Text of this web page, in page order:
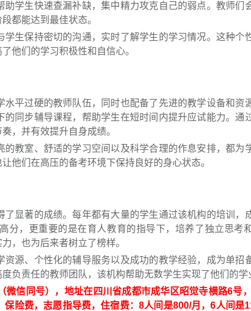
学生快速查漏补缺，集中精力攻克自己的弱点。教师们
都能达到最佳状态。
生保持密切的沟通，实时了解学生的学习情况。这种个
他们的学习积极性和自信心。
平过硬的教师队伍，同时也配备了先进的教学设备和资
同步辅导课程，帮助学生在短时间内提升应试能力。通
，并有效提升自身成绩。
教室、舒适的学习空间以及科学合理的作息安排，都为
他们在高压的备考环境下保持良好的身心状态。
显著的成绩。每年都有大量的学生通过该机构的培训，
分，更重要的是在育人教育的指导下，培养了独立思考
，也为后来者树立了榜样。
源、个性化的辅导服务以及成功的教学经验，成为单招
负责任的教师团队，该机构帮助无数学生实现了他们的学
微信同号），地址在四川省成都市成华区昭觉寺横路6号
险费，志愿指导费，住宿费：8人间是800/月，6人间是